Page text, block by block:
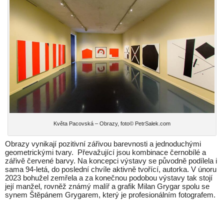
Květa Pacovská – Obrazy, foto© PetrSalek.com
Obrazy vynikají pozitivní zářivou barevnosti a jednoduchými
geometrickými tvary. Převažující jsou kombinace černobílé a
zářivě červené barvy. Na koncepci výstavy se původně podílela i
sama 94-letá, do poslední chvíle aktivně tvořící, autorka. V únoru
2023 bohužel zemřela a za konečnou podobou výstavy tak stojí
její manžel, rovněž známý malíř a grafik Milan Grygar spolu se
synem Štěpánem Grygarem, který je profesionálním fotografem.